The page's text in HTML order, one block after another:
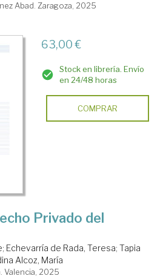
Abad. Zaragoza, 2025
63,00 €
Stock en librería. Envío
en 24/48 horas
COMPRAR
Privado del
; Echevarría de Rada, Teresa; Tapia
Alcoz, María
Valencia, 2025